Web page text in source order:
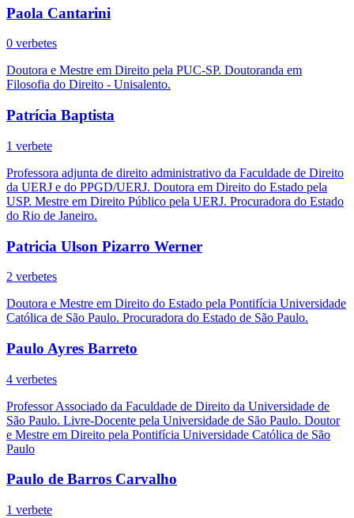
Paola Cantarini
0 verbetes
Doutora e Mestre em Direito pela PUC-SP. Doutoranda em
Filosofia do Direito - Unisalento.
Patrícia Baptista
1 verbete
Professora adjunta de direito administrativo da Faculdade de Direito
da UERJ e do PPGD/UERJ. Doutora em Direito do Estado pela
USP. Mestre em Direito Público pela UERJ. Procuradora do Estado
do Rio de Janeiro.
Patricia Ulson Pizarro Werner
2 verbetes
Doutora e Mestre em Direito do Estado pela Pontifícia Universidade
Católica de São Paulo. Procuradora do Estado de São Paulo.
Paulo Ayres Barreto
4 verbetes
Professor Associado da Faculdade de Direito da Universidade de
São Paulo. Livre-Docente pela Universidade de São Paulo. Doutor
e Mestre em Direito pela Pontifícia Universidade Católica de São
Paulo
Paulo de Barros Carvalho
1 verbete